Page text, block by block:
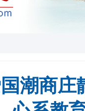
潮商庄